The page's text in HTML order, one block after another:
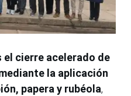
cierre acelerado de
la aplicación
papera y rubéola,